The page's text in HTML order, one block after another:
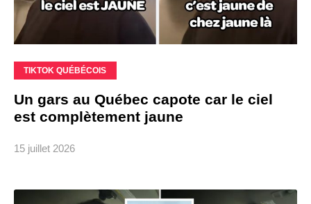
TIKTOK QUÉBÉCOIS
Un gars au Québec capote car le ciel
est complètement jaune
15 juillet 2026